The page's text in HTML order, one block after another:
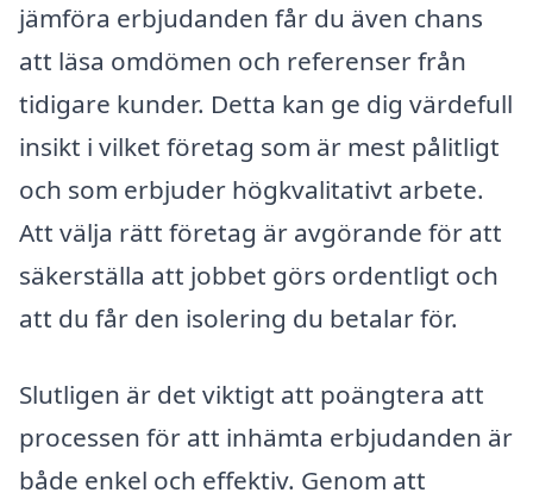
jämföra erbjudanden får du även chans
att läsa omdömen och referenser från
tidigare kunder. Detta kan ge dig värdefull
insikt i vilket företag som är mest pålitligt
och som erbjuder högkvalitativt arbete.
Att välja rätt företag är avgörande för att
säkerställa att jobbet görs ordentligt och
att du får den isolering du betalar för.
Slutligen är det viktigt att poängtera att
processen för att inhämta erbjudanden är
både enkel och effektiv. Genom att